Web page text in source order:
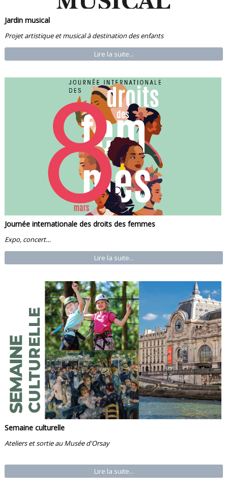
Jardin musical
Projet artistique et musical à destination des enfants
Lire la suite...
Journée internationale des droits des femmes
Expo, concert…
Lire la suite...
Semaine culturelle
Ateliers et sortie au Musée d'Orsay
Lire la suite...